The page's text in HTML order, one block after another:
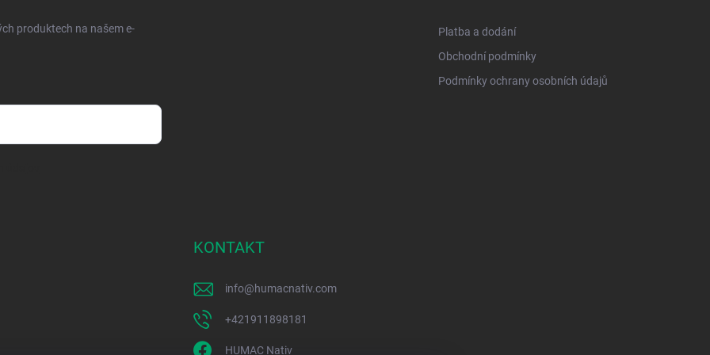
produktech na našem e-
Platba a dodání
Obchodní podmínky
Podmínky ochrany osobních údajů
KONTAKT
info@humacnativ.com
+421911898181
HUMAC Nativ